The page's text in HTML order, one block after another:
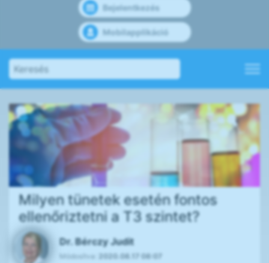
Bejelentkezés
Mobilapplikáció
Milyen tünetek esetén fontos
ellenőriztetni a T3 szintet?
Dr. Bérczy Judit
Módosítva: 2020.08.17 08:07